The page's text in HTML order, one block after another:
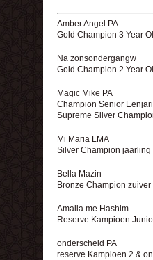
Amber Angel PA
Gold Champion 3 Year
Na zonsondergangw
Gold Champion 2 Year
Magic Mike PA
Champion Senior
Supreme Silver
Mi Maria LMA
Silver Champion jaarling
Bella Mazin
Bronze Champion
Amalia me Hashim
Reserve Kampioen
onderscheid PA
reserve Kampioen 2 &